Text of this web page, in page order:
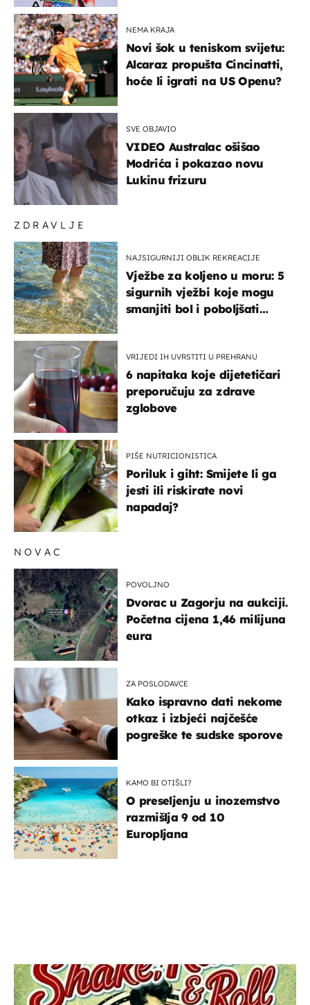
ZDRAVLJE
NAJSIGURNIJI OBLIK REKREACIJE
Vježbe za koljeno u moru: 5
sigurnih vježbi koje mogu
smanjiti bol i poboljšati
VRIJEDI IH UVRSTITI U PREHRANU
6 napitaka koje dijetetičari
preporučuju za zdrave
zglobove
PIŠE NUTRICIONISTICA
Poriluk i giht: Smijete li ga
jesti ili riskirate novi
napadaj?
NEMA KRAJA
Novi šok u teniskom svijetu:
Alcaraz propušta Cincinatti,
hoće li igrati na US Openu?
SVE OBJAVIO
VIDEO Australac ošišao
Modrića i pokazao novu
Lukinu frizuru
NOVAC
POVOLJNO
Dvorac u Zagorju na aukciji.
Početna cijena 1,46 milijuna
eura
ZA POSLODAVCE
Kako ispravno dati nekome
otkaz i izbjeći najčešće
pogreške te sudske sporove
KAMO BI OTIŠLI?
O preseljenju u inozemstvo
razmišlja 9 od 10
Europljana